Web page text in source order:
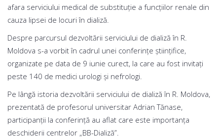
afara serviciului medical de substituție a funcțiilor renale din
cauza lipsei de locuri în dializă.
Despre parcursul dezvoltării serviciului de dializă în R.
Moldova s-a vorbit în cadrul unei conferințe științifice,
organizate pe data de 9 iunie curect, la care au fost invitați
peste 140 de medici urologi și nefrologi.
Pe lângă istoria dezvoltării serviciului de dializă în R. Moldova,
prezentată de profesorul universitar Adrian Tănase,
participanții la conferință au aflat care este importanța
deschiderii centrelor „BB-Dializă”.